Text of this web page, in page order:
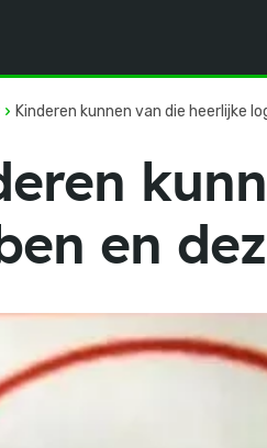
Kinderen kunnen van die heerlijke
en